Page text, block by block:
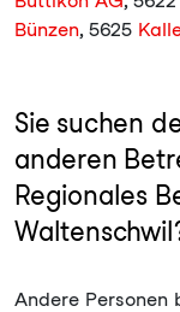
Bünzen, 5625
Sie suchen
anderen
Regionales
Andere Personen